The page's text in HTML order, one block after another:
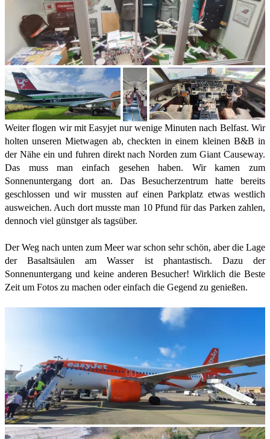
Weiter flogen wir mit Easyjet nur wenige Minuten nach Belfast. Wir
holten unseren Mietwagen ab, checkten in einem kleinen B&B in
der Nähe ein und fuhren direkt nach Norden zum Giant Causeway.
Das muss man einfach gesehen haben. Wir kamen zum
Sonnenuntergang dort an. Das Besucherzentrum hatte bereits
geschlossen und wir mussten auf einen Parkplatz etwas westlich
ausweichen. Auch dort musste man 10 Pfund für das Parken zahlen,
dennoch viel günstger als tagsüber.
Der Weg nach unten zum Meer war schon sehr schön, aber die Lage
der Basaltsäulen am Wasser ist phantastisch. Dazu der
Sonnenuntergang und keine anderen Besucher! Wirklich die Beste
Zeit um Fotos zu machen oder einfach die Gegend zu genießen.